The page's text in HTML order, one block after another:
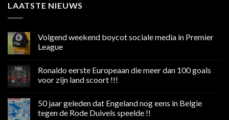
LAATSTE NIEUWS
Volgend weekend boycot sociale media in Premier
League
op
weekend
media
in
Premier
Ronaldo eerste Europeaan die meer dan 100 goals
voor zijn land scoort !!!
op
Ronaldo
eerste
50 jaar geleden dat Engeland nog eens in Belgie
tegen de Rode Duivels speelde !!